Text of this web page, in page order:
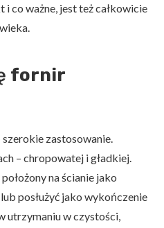
co ważne, jest też całkowicie
fornir
zastosowanie.
– chropowatej i gładkiej.
na ścianie jako
posłużyć jako wykończenie
utrzymaniu w czystości,